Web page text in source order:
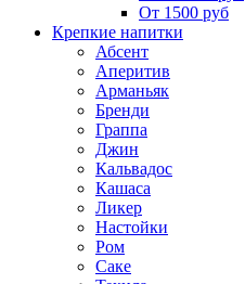
От 1500 руб
Крепкие напитки
Абсент
Аперитив
Арманьяк
Бренди
Граппа
Джин
Кальвадос
Кашаса
Ликер
Настойки
Ром
Саке